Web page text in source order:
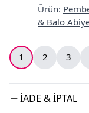
Ürün:
& Balo
1 2 3
İADE & İPTAL